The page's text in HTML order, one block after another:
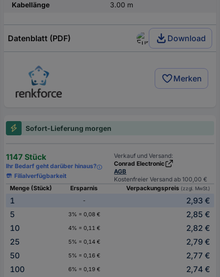
Kabellänge
3.00 m
Datenblatt (PDF) Download
Merken
Sofort-Lieferung morgen
1147 Stück
Ihr Bedarf geht darüber hinaus?
Filialverfügbarkeit
Verkauf und Versand:
Conrad Electronic
AGB
Kostenfreier Versand ab 100,00 €
Menge (Stück)
Ersparnis Verpackungspreis (zzgl. MwSt.)
1 -
2,93 €
5
3% = 0,08 €
2,85 €
10
4% = 0,11 €
2,82 €
25
5% = 0,14 €
2,79 €
50
5% = 0,16 €
2,77 €
100
6% = 0,19 €
2,74 €